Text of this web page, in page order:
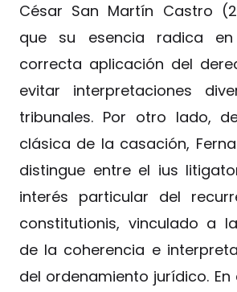
César San Martín Castro
que su esencia radica
correcta aplicación del
evitar interpretaciones
tribunales. Por otro lado,
clásica de la casación,
distingue entre el ius
interés particular del
constitutionis, vinculado a
de la coherencia e
del ordenamiento jurídico.